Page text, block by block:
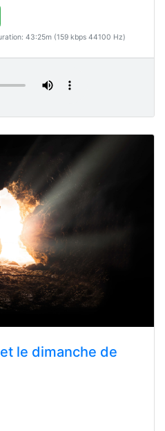
43:25m (159 kbps 44100 Hz)
le dimanche de